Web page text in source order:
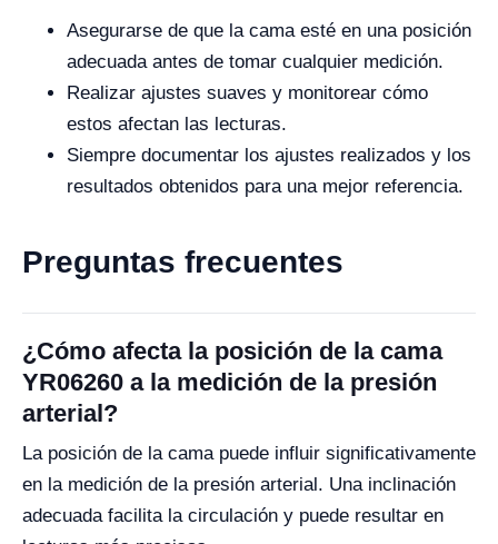
Asegurarse de que la cama esté en una posición
adecuada antes de tomar cualquier medición.
Realizar ajustes suaves y monitorear cómo
estos afectan las lecturas.
Siempre documentar los ajustes realizados y los
resultados obtenidos para una mejor referencia.
Preguntas frecuentes
¿Cómo afecta la posición de la cama
YR06260 a la medición de la presión
arterial?
La posición de la cama puede influir significativamente
en la medición de la presión arterial. Una inclinación
adecuada facilita la circulación y puede resultar en